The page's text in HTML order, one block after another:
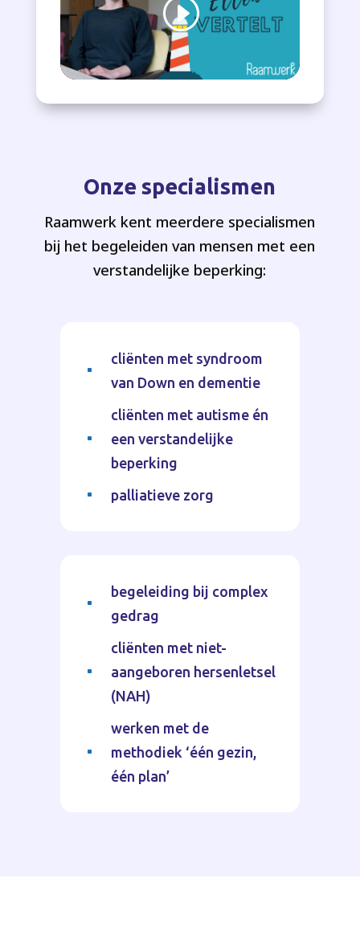
Onze specialismen
Raamwerk kent meerdere specialismen
bij het begeleiden van mensen met een
verstandelijke beperking:
^
cliënten met syndroom
van Down en dementie
^
cliënten met autisme én
een verstandelijke
beperking
^ palliatieve zorg
^
begeleiding bij complex
gedrag
^
cliënten met niet-
aangeboren hersenletsel
(NAH)
^
werken met de
methodiek ‘één gezin,
één plan’